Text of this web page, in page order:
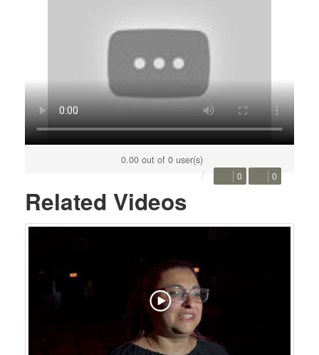
0.00 out of 0 user(s)
0 0
Related Videos